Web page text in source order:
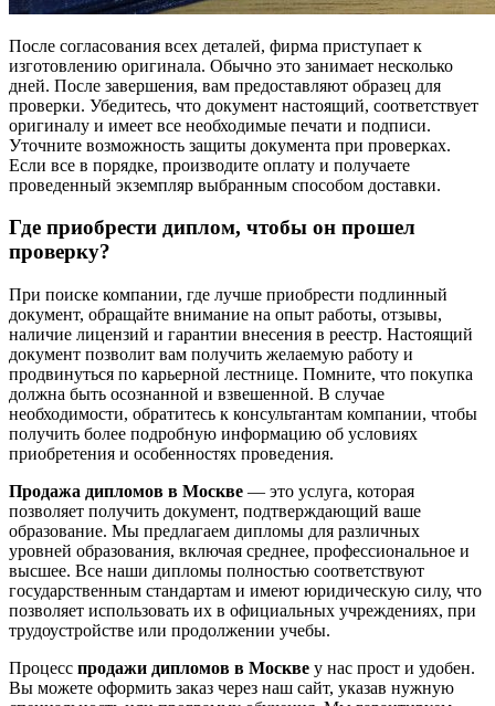
После согласования всех деталей, фирма приступает к
изготовлению оригинала. Обычно это занимает несколько
дней. После завершения, вам предоставляют образец для
проверки. Убедитесь, что документ настоящий, соответствует
оригиналу и имеет все необходимые печати и подписи.
Уточните возможность защиты документа при проверках.
Если все в порядке, производите оплату и получаете
проведенный экземпляр выбранным способом доставки.
Где приобрести диплом, чтобы он прошел
проверку?
При поиске компании, где лучше приобрести подлинный
документ, обращайте внимание на опыт работы, отзывы,
наличие лицензий и гарантии внесения в реестр. Настоящий
документ позволит вам получить желаемую работу и
продвинуться по карьерной лестнице. Помните, что покупка
должна быть осознанной и взвешенной. В случае
необходимости, обратитесь к консультантам компании, чтобы
получить более подробную информацию об условиях
приобретения и особенностях проведения.
Продажа дипломов в Москве — это услуга, которая
позволяет получить документ, подтверждающий ваше
образование. Мы предлагаем дипломы для различных
уровней образования, включая среднее, профессиональное и
высшее. Все наши дипломы полностью соответствуют
государственным стандартам и имеют юридическую силу, что
позволяет использовать их в официальных учреждениях, при
трудоустройстве или продолжении учебы.
Процесс продажи дипломов в Москве у нас прост и удобен.
Вы можете оформить заказ через наш сайт, указав нужную